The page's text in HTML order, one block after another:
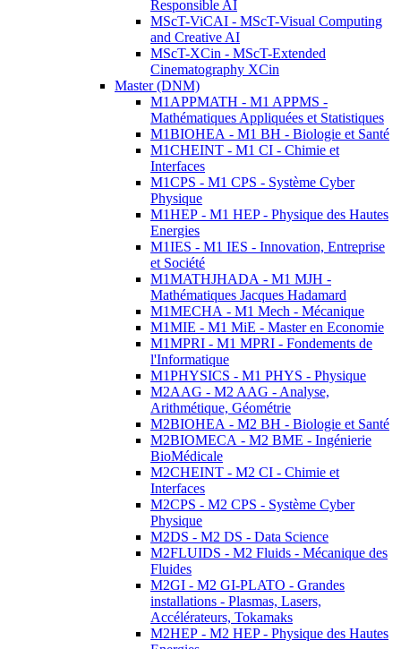
Responsible AI
MScT-ViCAI - MScT-Visual Computing
and Creative AI
MScT-XCin - MScT-Extended
Cinematography XCin
Master (DNM)
M1APPMATH - M1 APPMS -
Mathématiques Appliquées et Statistiques
M1BIOHEA - M1 BH - Biologie et Santé
M1CHEINT - M1 CI - Chimie et
Interfaces
M1CPS - M1 CPS - Système Cyber
Physique
M1HEP - M1 HEP - Physique des Hautes
Energies
M1IES - M1 IES - Innovation, Entreprise
et Société
M1MATHJHADA - M1 MJH -
Mathématiques Jacques Hadamard
M1MECHA - M1 Mech - Mécanique
M1MIE - M1 MiE - Master en Economie
M1MPRI - M1 MPRI - Fondements de
l'Informatique
M1PHYSICS - M1 PHYS - Physique
M2AAG - M2 AAG - Analyse,
Arithmétique, Géométrie
M2BIOHEA - M2 BH - Biologie et Santé
M2BIOMECA - M2 BME - Ingénierie
BioMédicale
M2CHEINT - M2 CI - Chimie et
Interfaces
M2CPS - M2 CPS - Système Cyber
Physique
M2DS - M2 DS - Data Science
M2FLUIDS - M2 Fluids - Mécanique des
Fluides
M2GI - M2 GI-PLATO - Grandes
installations - Plasmas, Lasers,
Accélérateurs, Tokamaks
M2HEP - M2 HEP - Physique des Hautes